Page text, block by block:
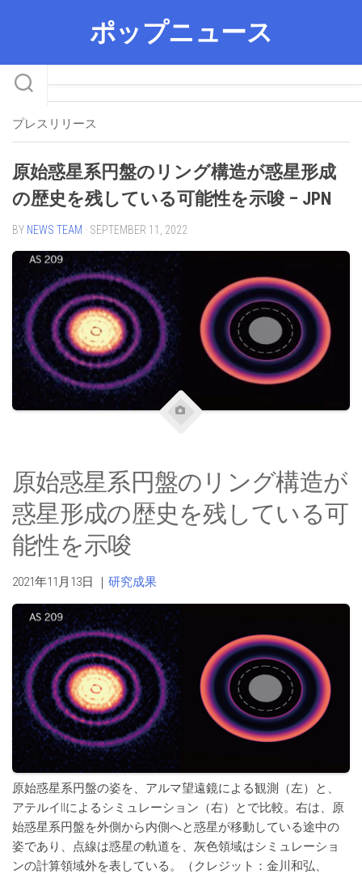
ポップニュース
プレスリリース
原始惑星系円盤のリング構造が惑星形成
の歴史を残している可能性を示唆 – JPN
BY NEWS TEAM · SEPTEMBER 11, 2022
原始惑星系円盤のリング構造が
惑星形成の歴史を残している可
能性を示唆
2021年11月13日 ｜ 研究成果
原始惑星系円盤の姿を、アルマ望遠鏡による観測（左）と、
アテルイIIによるシミュレーション（右）とで比較。右は、原
始惑星系円盤を外側から内側へと惑星が移動している途中の
姿であり、点線は惑星の軌道を、灰色領域はシミュレーショ
ンの計算領域外を表している。（クレジット：金川和弘、